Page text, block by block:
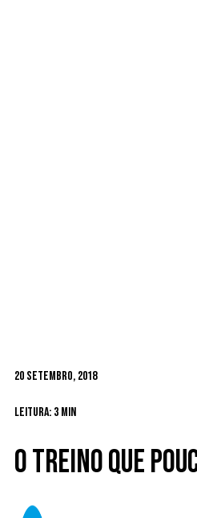
20 Setembro, 2018
Leitura: 3 min
O treino que